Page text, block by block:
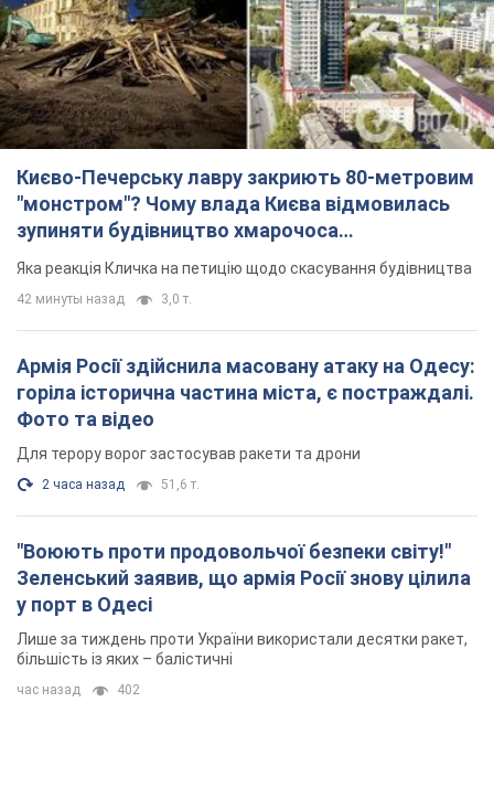
Києво-Печерську лавру закриють 80-метровим
"монстром"? Чому влада Києва відмовилась
зупиняти будівництво хмарочоса
"московського вірянина"
Яка реакція Кличка на петицію щодо скасування будівництва
42 минуты назад 3,0 т.
Армія Росії здійснила масовану атаку на Одесу:
горіла історична частина міста, є постраждалі.
Фото та відео
Для терору ворог застосував ракети та дрони
2 часа назад 51,6 т.
"Воюють проти продовольчої безпеки світу!"
Зеленський заявив, що армія Росії знову цілила
у порт в Одесі
Лише за тиждень проти України використали десятки ракет,
більшість із яких – балістичні
час назад 402